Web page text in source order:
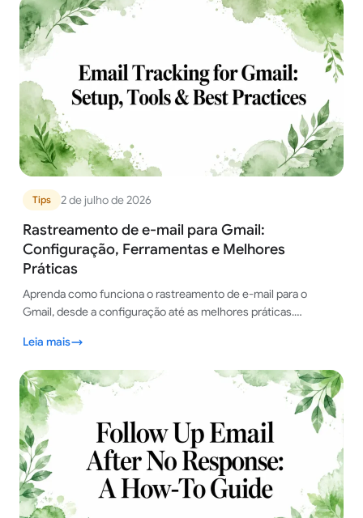
Tips 2 de julho de 2026
Rastreamento de e-mail para Gmail:
Configuração, Ferramentas e Melhores
Práticas
Aprenda como funciona o rastreamento de e-mail para o
Gmail, desde a configuração até as melhores práticas.
terceiros para um rastreamento inteligente.
Leia mais